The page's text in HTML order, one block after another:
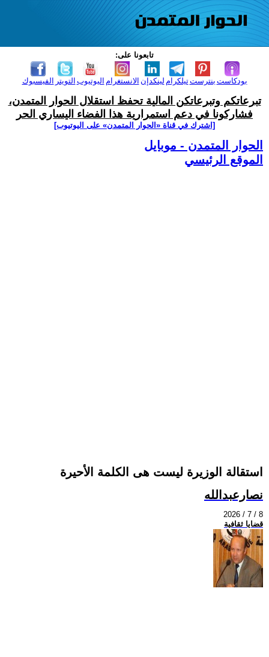
تابعونا على:
الفيسبوك التويتر اليوتيوب الانستغرام لينكدإن تيلكرامبنترست بودكاست
تبرعاتكم وتبرعاتكن المالية تحفظ استقلال الحوار المتمدن،
فشاركونا في دعم استمرارية هذا الفضاء اليساري الحر
[اشترك في قناة ‫«الحوار المتمدن» على اليوتيوب]
الحوار المتمدن - موبايل
الموقع الرئيسي
استقالة الوزيرة ليست هى الكلمة الأحيرة
نصارعبدالله
2026 / 7 / 8
قضايا ثقافية